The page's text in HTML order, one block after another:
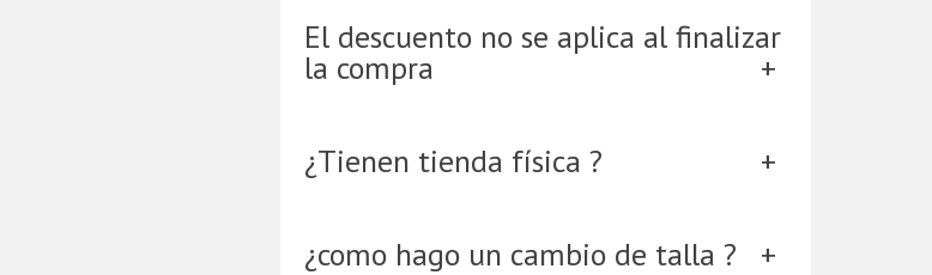
El descuento no se aplica al finalizar
la compra
¿Tienen tienda física ?
¿como hago un cambio de talla ?